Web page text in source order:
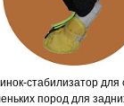
стабилизатор для
пород для